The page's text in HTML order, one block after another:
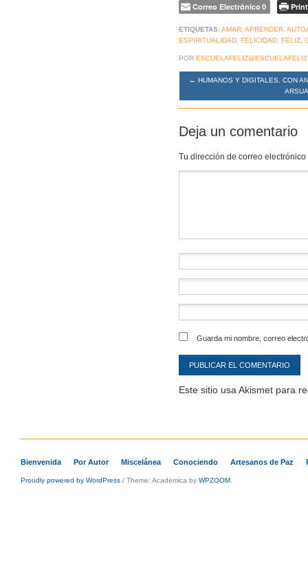
Correo Electrónico 0 Print
ETIQUETAS:AMAR APRENDER
ESPIRITUALIDAD FELICIDAD FELIZ
POR
← HUMANOS Y DIGITALES, CON
Deja un comentario
Tu dirección de correo
Guarda mi nombre, correo
Este sitio usa Akismet para
Bienvenida Por Autor Miscelánea Conociendo Artesanos de Paz
Proudly powered by WordPress / Theme: Academica by WPZOOM